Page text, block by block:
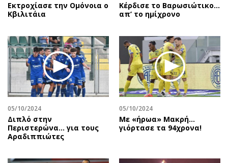
Εκτροχίασε την Ομόνοια ο
Κβιλιτάια
Κέρδισε το Βαρωσιώτικο…
απ’ το ημίχρονο
05/10/2024
Διπλό στην
Περιστερώνα… για τους
Αραδιππιώτες
05/10/2024
Με «ήρωα» Μακρή…
γιόρτασε τα 94χρονα!